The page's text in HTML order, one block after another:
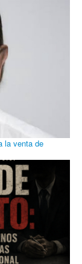
la venta de